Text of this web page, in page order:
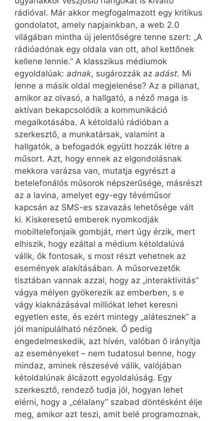
rádióval. Már akkor megfogalmazott egy kritikus
gondolatot, amely napjainkban, a web 2.0
világában mintha új jelentőségre tenne szert: „A
rádióadónak egy oldala van ott, ahol kettőnek
kellene lennie.” A klasszikus médiumok
egyoldalúak: adnak, sugározzák az adást. Mi
lenne a másik oldal megjelenése? Az a pillanat,
amikor az olvasó, a hallgató, a néző maga is
aktívan bekapcsolódik a kommunikáció
megalkotásába. A kétoldalú rádióban a
szerkesztő, a munkatársak, valamint a
hallgatók, a befogadók együtt hozzák létre a
műsort. Azt, hogy ennek az elgondolásnak
mekkora varázsa van, mutatja egyrészt a
betelefonálós műsorok népszerűsége, másrészt
az a lavina, amelyet egy-egy tévéműsor
kapcsán az SMS-es szavazás lehetősége vált
ki. Kiskeresetű emberek nyomkodják
mobiltelefonjaik gombját, mert úgy érzik, mert
elhiszik, hogy ezáltal a médium kétoldalúvá
válik, ők fontosak, s most részt vehetnek az
események alakításában. A műsorvezetők
tisztában vannak azzal, hogy az „interaktivitás”
vágya mélyen gyökerezik az emberben, s e
vágy kiaknázásával milliókat lehet keresni
egyetlen este, és ezért mintegy „alátesznek” a
jól manipulálható nézőnek. Ő pedig
engedelmeskedik, azt hívén, valóban ő irányítja
az eseményeket – nem tudatosul benne, hogy
mindaz, aminek részesévé válik, valójában
kétoldalúnak álcázott egyoldalúság. Egy
szerkesztő, rendező tudja jól, hogyan lehet
elérni, hogy a „célalany” szabad döntésként élje
meg, amikor azt teszi, amit belé programoznak,